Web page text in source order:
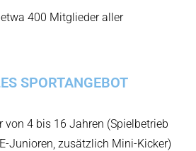
400 Mitglieder aller
SPORTANGEBOT
von 4 bis 16 Jahren (Spielbetrieb
Junioren, zusätzlich Mini-Kicker)